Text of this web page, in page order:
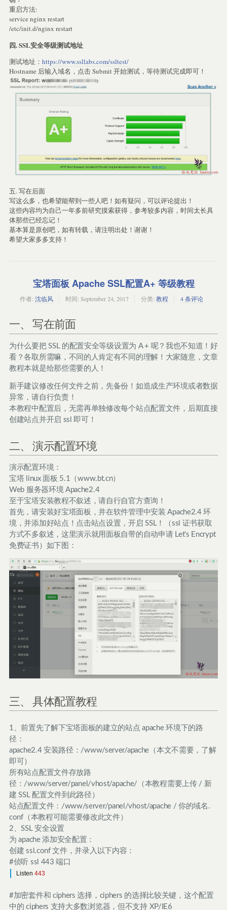
重启方法:
service nginx restart
/etc/init.d/nginx restart
四. SSL安全等级测试地址
测试地址： https://www.ssllabs.com/ssltest/
Hostname 后输入域名，点击 Submit 开始测试，等待测试完成即可！
五. 写在后面
写这么多，也希望能帮到一些人吧！如有疑问，可以评论提出！
这些内容均为自己一年多前研究摸索获得，参考较多内容，时间太长具
体那些已经忘记！
基本算是原创吧，如有转载，请注明出处！谢谢！
希望大家多多支持！
宝塔面板 Apache SSL配置A+ 等级教程
作者: 沈临风 时间: September 24, 2017 分类: 教程 4 条评论
一、 写在前面
为什么要把 SSL 的配置安全等级设置为 A + 呢？我也不知道！好
看？各取所需嘛，不同的人肯定有不同的理解！大家随意，文章
教程本就是给那些需要的人！
新手建议修改任何文件之前，先备份！如造成生产环境或者数据
异常，请自行负责！
本教程中配置后，无需再单独修改每个站点配置文件，后期直接
创建站点并开启 ssl 即可！
二、 演示配置环境
演示配置环境：
宝塔 linux 面板 5.1（www.bt.cn）
Web 服务器环境 Apache2.4
至于宝塔安装教程不叙述，请自行自官方查询！
首先，请安装好宝塔面板，并在软件管理中安装 Apache2.4 环
境，并添加好站点！点击站点设置，开启 SSL！（ssl 证书获取
方式不多叙述，这里演示就用面板自带的自动申请 Let's Encrypt
免费证书）如下图：
三、 具体配置教程
1、前置先了解下宝塔面板的建立的站点 apache 环境下的路
径：
apache2.4 安装路径：/www/server/apache（本文不需要，了解
即可）
所有站点配置文件存放路
径：/www/server/panel/vhost/apache/（本教程需要上传 / 新
建 SSL 配置文件到此路径）
站点配置文件：/www/server/panel/vhost/apache / 你的域名.
conf（本教程可能需要修改此文件）
2、SSL 安全设置
为 apache 添加安全配置：
创建 ssl.conf 文件，并录入以下内容：
#侦听 ssl 443 端口
Listen 443
#加密套件和 ciphers 选择，ciphers 的选择比较关键，这个配置
中的 ciphers 支持大多数浏览器，但不支持 XP/IE6